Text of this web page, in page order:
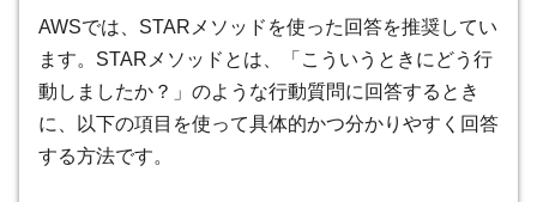
AWSでは、STARメソッドを使った回答を推奨してい
ます。 STARメソッドとは、「こういうときにどう行
動しましたか？」のような行動質問に回答するとき
に、以下の項目を使って具体的かつ分かりやすく回答
する方法です。